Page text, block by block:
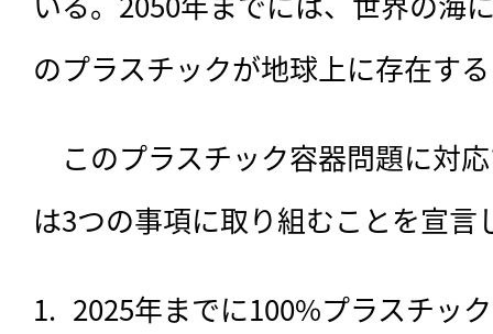
のプラスチックが地球上に存在す
このプラスチック容器問題に対
は3つの事項に取り組むことを宣言
2025年までに100%プラスチッ